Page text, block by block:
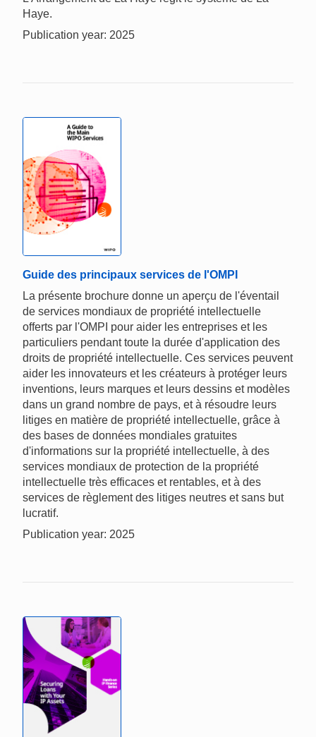
Haye.
Publication year: 2025
Guide des principaux services de l'OMPI
La présente brochure donne un aperçu de l'éventail
de services mondiaux de propriété intellectuelle
offerts par l'OMPI pour aider les entreprises et les
particuliers pendant toute la durée d'application des
droits de propriété intellectuelle. Ces services peuvent
aider les innovateurs et les créateurs à protéger leurs
inventions, leurs marques et leurs dessins et modèles
dans un grand nombre de pays, et à résoudre leurs
litiges en matière de propriété intellectuelle, grâce à
des bases de données mondiales gratuites
d'informations sur la propriété intellectuelle, à des
services mondiaux de protection de la propriété
intellectuelle très efficaces et rentables, et à des
services de règlement des litiges neutres et sans but
lucratif.
Publication year: 2025